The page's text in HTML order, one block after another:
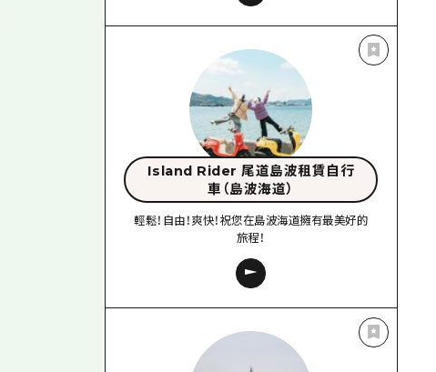
Island Rider 尾道島波租賃自行
車（島波海道）
輕鬆！自由！爽快！祝您在島波海道擁有最美好的
旅程！